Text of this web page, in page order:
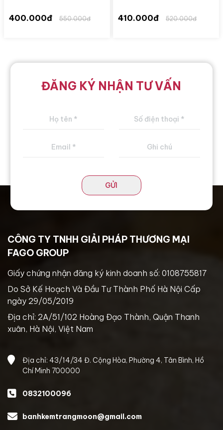
400.000đ 550.000đ 410.000đ 520.000đ
ĐĂNG KÝ NHẬN TƯ VẤN
GỬI
CÔNG TY TNHH GIẢI PHÁP THƯƠNG MẠI
FAGO GROUP
Giấy chứng nhận đăng ký kinh doanh số: 0108755817
Do Sở Kế Hoạch Và Đầu Tư Thành Phố Hà Nội Cấp
ngày 29/05/2019
Địa chỉ: 2A/51/102 Hoàng Đạo Thành, Quận Thanh
xuân, Hà Nội, Việt Nam
Địa chỉ: 43/14/34 Đ. Cộng Hòa, Phường 4, Tân Bình, Hồ
Chí Minh 700000
0832100096
banhkemtrangmoon@gmail.com